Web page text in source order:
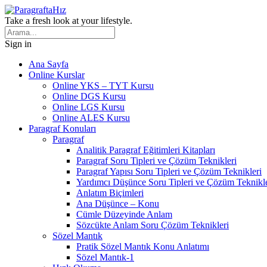
Take a fresh look at your lifestyle.
Sign in
Ana Sayfa
Online Kurslar
Online YKS – TYT Kursu
Online DGS Kursu
Online LGS Kursu
Online ALES Kursu
Paragraf Konuları
Paragraf
Analitik Paragraf Eğitimleri Kitapları
Paragraf Soru Tipleri ve Çözüm Teknikleri
Paragraf Yapısı Soru Tipleri ve Çözüm Teknikleri
Yardımcı Düşünce Soru Tipleri ve Çözüm
Anlatım Biçimleri
Ana Düşünce – Konu
Cümle Düzeyinde Anlam
Sözcükte Anlam Soru Çözüm Teknikleri
Sözel Mantık
Pratik Sözel Mantık Konu Anlatımı
Sözel Mantık-1